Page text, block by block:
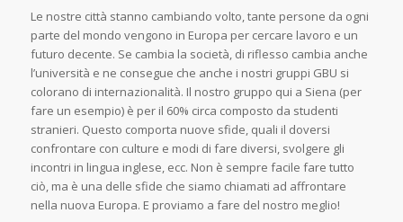
Le nostre città stanno cambiando volto, tante persone da ogni
parte del mondo vengono in Europa per cercare lavoro e un
futuro decente. Se cambia la società, di riflesso cambia anche
l’università e ne consegue che anche i nostri gruppi GBU si
colorano di internazionalità. Il nostro gruppo qui a Siena (per
fare un esempio) è per il 60% circa composto da studenti
stranieri. Questo comporta nuove sfide, quali il doversi
confrontare con culture e modi di fare diversi, svolgere gli
incontri in lingua inglese, ecc. Non è sempre facile fare tutto
ciò, ma è una delle sfide che siamo chiamati ad affrontare
nella nuova Europa. E proviamo a fare del nostro meglio!